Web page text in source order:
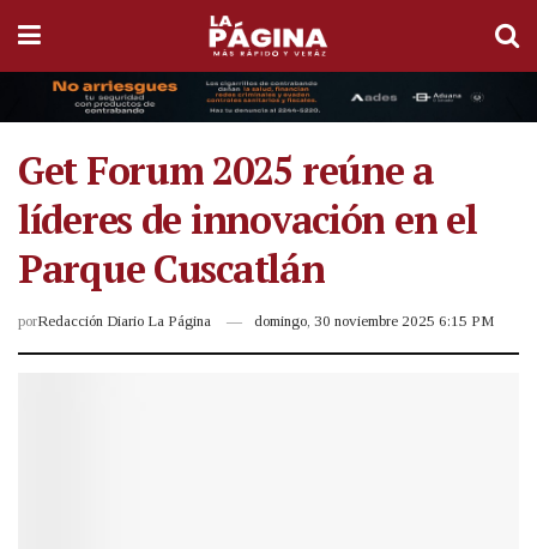
Get Forum 2025 reúne a
líderes de innovación en el
Parque Cuscatlán
porRedacción Diario La Página domingo, 30 noviembre 2025 6:15 PM